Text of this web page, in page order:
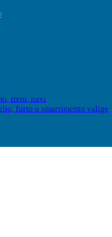
treni, navi
furto o smarrimento valige